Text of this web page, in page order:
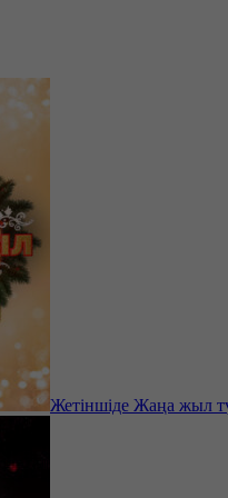
Жетіншіде Жаңа жыл